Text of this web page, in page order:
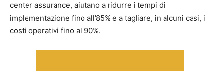
center assurance, aiutano a ridurre i tempi di
implementazione fino all’85% e a tagliare, in alcuni casi, i
costi operativi fino al 90%.